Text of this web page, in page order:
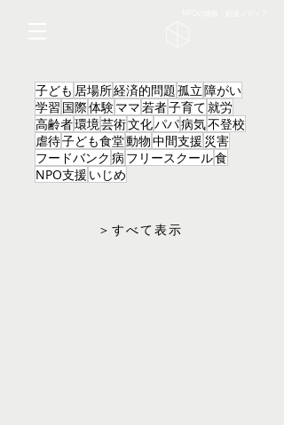
子ども 居場所経済的問題孤立障がい
学習 国際体験ママ若者子育て就労
高齢者環境芸術文化パパ病気不登校
虐待子ども食堂動物中間支援 災害
フードバンク 病 フリースクール食
NPO支援 いじめ
＞すべて表示